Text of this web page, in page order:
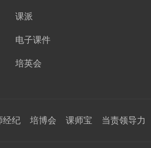
课派
电子课件
培英会
经纪 培博会 课师宝 当责领导力